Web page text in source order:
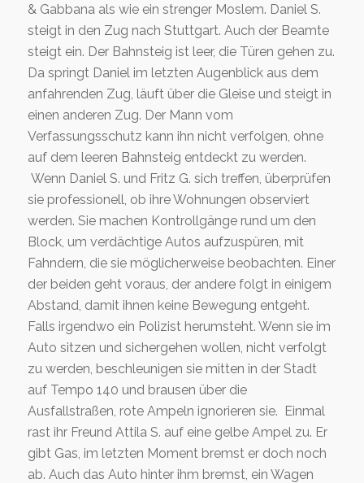
& Gabbana als wie ein strenger Moslem. Daniel S.
steigt in den Zug nach Stuttgart. Auch der Beamte
steigt ein. Der Bahnsteig ist leer, die Türen gehen zu.
Da springt Daniel im letzten Augenblick aus dem
anfahrenden Zug, läuft über die Gleise und steigt in
einen anderen Zug. Der Mann vom
Verfassungsschutz kann ihn nicht verfolgen, ohne
auf dem leeren Bahnsteig entdeckt zu werden.
Wenn Daniel S. und Fritz G. sich treffen, überprüfen
sie professionell, ob ihre Wohnungen observiert
werden. Sie machen Kontrollgänge rund um den
Block, um verdächtige Autos aufzuspüren, mit
Fahndern, die sie möglicherweise beobachten. Einer
der beiden geht voraus, der andere folgt in einigem
Abstand, damit ihnen keine Bewegung entgeht.
Falls irgendwo ein Polizist herumsteht. Wenn sie im
Auto sitzen und sichergehen wollen, nicht verfolgt
zu werden, beschleunigen sie mitten in der Stadt
auf Tempo 140 und brausen über die
Ausfallstraßen, rote Ampeln ignorieren sie. Einmal
rast ihr Freund Attila S. auf eine gelbe Ampel zu. Er
gibt Gas, im letzten Moment bremst er doch noch
ab. Auch das Auto hinter ihm bremst, ein Wagen